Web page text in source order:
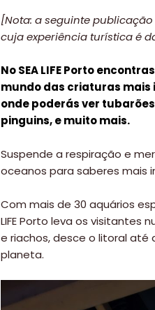
[Nota: a seguinte
cuja experiência turística é
No SEA LIFE Porto
mundo das criaturas mais
onde poderás ver
pinguins, e muito mais.
Suspende a respiração e
oceanos para saberes mais
Com mais de 30 aquários
LIFE Porto leva os visitantes
e riachos, desce o litoral até
planeta.